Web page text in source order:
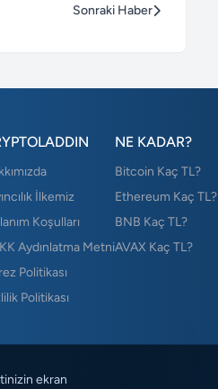
Sonraki Haber
İlkemiz
Koşulları
Aydınlatma Metni
Politikası
Politikası
NE KADAR?
Bitcoin Kaç TL?
Ethereum Kaç TL?
BNB Kaç TL?
AVAX Kaç TL?
ekran